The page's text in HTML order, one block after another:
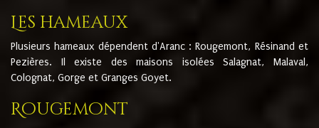
Les hameaux
Plusieurs hameaux dépendent d'Aranc : Rougemont, Résinand et
Pezières. Il existe des maisons isolées Salagnat, Malaval,
Colognat, Gorge et Granges Goyet.
Rougemont